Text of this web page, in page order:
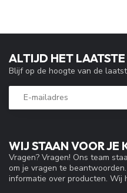
WIJ STAAN VOOR JE
Vragen? Vragen! Ons team
om je vragen te
informatie over producten. Wij
ALTIJD HET
Blijf op de hoogte van de